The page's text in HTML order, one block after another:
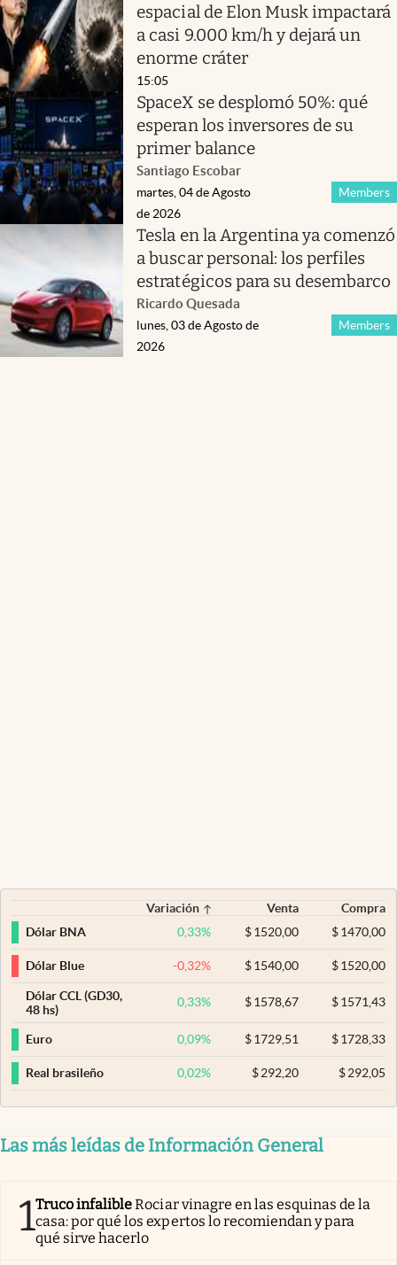
espacial de Elon Musk impactará
a casi 9.000 km/h y dejará un
enorme cráter
15:05
SpaceX se desplomó 50%: qué
esperan los inversores de su
primer balance
Santiago Escobar
Members
martes, 04 de Agosto
de 2026
Tesla en la Argentina ya comenzó
a buscar personal: los perfiles
estratégicos para su desembarco
Ricardo Quesada
Members
lunes, 03 de Agosto de
2026
Variación Venta
Compra
Dólar BNA
0,33% $ 1520,00 $1470,00
Dólar Blue -0,32% $ 1540,00 $1520,00
Dólar CCL (GD30,
48 hs)
0,33% $ 1578,67 $1571,43
Euro 0,09% $ 1729,51 $1728,33
Real brasileño 0,02% $ 292,20 $292,05
Las más leídas de Información General
1Truco infalibleRociar vinagre en las esquinas de la
casa: por qué los expertos lo recomiendan y para
qué sirve hacerlo